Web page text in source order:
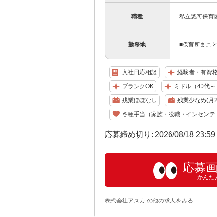
職種 私立認可保育
勤務地 ■保育所まこ
入社日応相談 経験者・有資
ブランクOK ミドル（40代
残業ほぼなし 残業少なめ(月
各種手当（家族・役職・インセンテ
応募締め切り: 2026/08/18 23:59
応募
かんた
株式会社アスカ の他の求人をみる